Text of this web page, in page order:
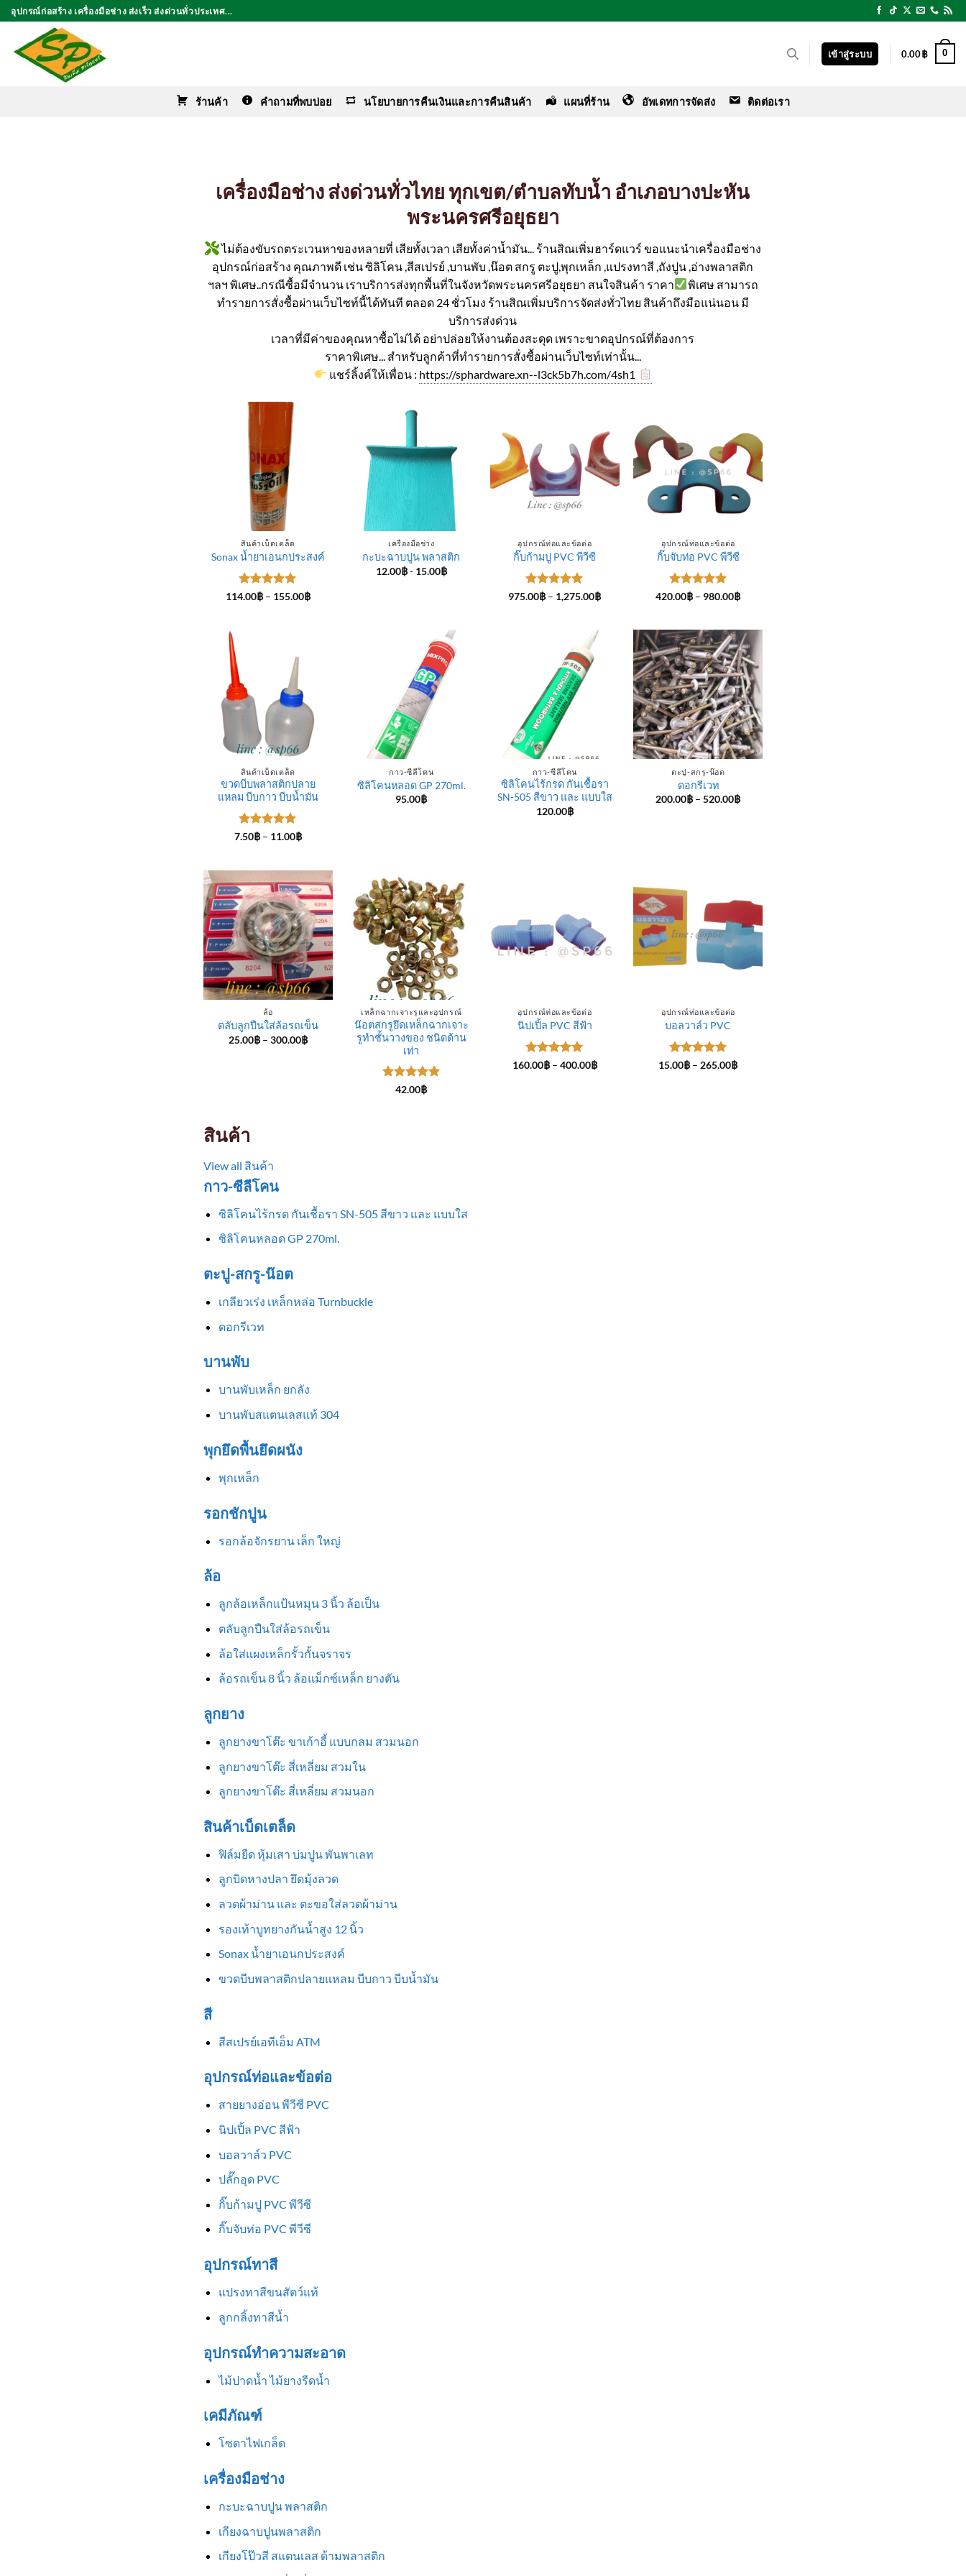
ข้าม
ไป
เนื้อหา
อุปกรณ์ก่อสร้าง เครื่องมือช่าง ส่งเร็ว ส่งด่วนทั่วประเทศ...
เข้าสู่ระบบ 0.00฿ 0
ร้านค้า คำถามที่พบบ่อย นโยบายการคืนเงินและการคืนสินค้า แผนที่ร้าน อัพเดทการจัดส่ง ติดต่อเรา
เครื่องมือช่าง ส่งด่วนทั่วไทย ทุกเขต/ตำบลทับน้ำ อำเภอบางปะหัน
พระนครศรีอยุธยา
ไม่ต้องขับรถตระเวนหาของหลายที่ เสียทั้งเวลา เสียทั้งค่าน้ำมัน... ร้านสิณเพิ่มฮาร์ดแวร์ ขอแนะนำเครื่องมือช่าง
อุปกรณ์ก่อสร้าง คุณภาพดี เช่น ซิลิโคน ,สีสเปรย์ ,บานพับ ,น๊อต สกรู ตะปู,พุกเหล็ก ,แปรงทาสี ,ถังปูน ,อ่างพลาสติก
ฯลฯ พิเศษ..กรณีซื้อมีจำนวน เราบริการส่งทุกพื้นที่ในจังหวัดพระนครศรีอยุธยา สนใจสินค้า ราคา
พิเศษ สามารถ
ทำรายการสั่งซื้อผ่านเว็บไซท์นี้ได้ทันที ตลอด 24 ชั่วโมง ร้านสิณเพิ่มบริการจัดส่งทั่วไทย สินค้าถึงมือแน่นอน มี
บริการส่งด่วน
เวลาที่มีค่าของคุณหาซื้อไม่ได้ อย่าปล่อยให้งานต้องสะดุด เพราะขาดอุปกรณ์ที่ต้องการ
ราคาพิเศษ... สำหรับลูกค้าที่ทำรายการสั่งซื้อผ่านเว็บไซท์เท่านั้น...
แชร์ลิ้งค์ให้เพื่อน : https://sphardware.xn--l3ck5b7h.com/4sh1
สินค้าเบ็ดเตล็ด
Sonax น้ำยาเอนกประสงค์
ให้คะแนน
114.00฿ – 155.00฿Price
เครื่องมือช่าง
กะบะฉาบปูน พลาสติก
12.00฿- 15.00฿
อุปกรณ์ท่อและข้อต่อ
กิ๊บก้ามปู PVC พีวีซี
ให้คะแนน
975.00฿ – 1,275.00฿Price
1,275.00฿
อุปกรณ์ท่อและข้อต่อ
กิ๊บจับท่อ PVC พีวีซี
ให้คะแนน
420.00฿ – 980.00฿Price
980.00฿
สินค้าเบ็ดเตล็ด
ขวดบีบพลาสติกปลาย
แหลม บีบกาว บีบน้ำมัน
ให้คะแนน
7.50฿ – 11.00฿Price
11.00฿
กาว-ซีลีโคน
ซิลิโคนหลอด GP 270ml.
95.00฿
กาว-ซีลีโคน
ซิลิโคนไร้กรด กันเชื้อรา
SN-505 สีขาว และ แบบใส
120.00฿
ตะปู-สกรู-น๊อต
ดอกรีเวท
200.00฿ – 520.00฿Price
ล้อ
ตลับลูกปืนใส่ล้อรถเข็น
25.00฿ – 300.00฿Price
เหล็กฉากเจาะรูและอุปกรณ์
น๊อตสกรูยึดเหล็กฉากเจาะ
รูทำชั้นวางของ ชนิดด้าน
เท่า
ให้คะแนน
42.00฿
อุปกรณ์ท่อและข้อต่อ
นิปเปิ้ล PVC สีฟ้า
ให้คะแนน
160.00฿ – 400.00฿Price
อุปกรณ์ท่อและข้อต่อ
บอลวาล์ว PVC
ให้คะแนน
15.00฿ – 265.00฿Price
สินค้า
View all สินค้า
กาว-ซีลีโคน
ซิลิโคนไร้กรด กันเชื้อรา SN-505 สีขาว และ แบบใส
ซิลิโคนหลอด GP 270ml.
ตะปู-สกรู-น๊อต
เกลียวเร่ง เหล็กหล่อ Turnbuckle
ดอกรีเวท
บานพับ
บานพับเหล็ก ยกลัง
บานพับสแตนเลสแท้ 304
พุกยึดพื้นยึดผนัง
พุกเหล็ก
รอกชักปูน
รอกล้อจักรยาน เล็ก ใหญ่
ล้อ
ลูกล้อเหล็กแป้นหมุน 3 นิ้ว ล้อเป็น
ตลับลูกปืนใส่ล้อรถเข็น
ล้อใส่แผงเหล็กรั้วกั้นจราจร
ล้อรถเข็น 8 นิ้ว ล้อแม็กซ์เหล็ก ยางตัน
ลูกยาง
ลูกยางขาโต๊ะ ขาเก้าอี้ แบบกลม สวมนอก
ลูกยางขาโต๊ะ สี่เหลี่ยม สวมใน
ลูกยางขาโต๊ะ สี่เหลี่ยม สวมนอก
สินค้าเบ็ดเตล็ด
ฟิล์มยืด หุ้มเสา บ่มปูน พันพาเลท
ลูกบิดหางปลา ยึดมุ้งลวด
ลวดผ้าม่าน และ ตะขอใส่ลวดผ้าม่าน
รองเท้าบูทยางกันน้ำสูง 12 นิ้ว
Sonax น้ำยาเอนกประสงค์
ขวดบีบพลาสติกปลายแหลม บีบกาว บีบน้ำมัน
สี
สีสเปรย์เอทีเอ็ม ATM
อุปกรณ์ท่อและข้อต่อ
สายยางอ่อน พีวีซี PVC
นิปเปิ้ล PVC สีฟ้า
บอลวาล์ว PVC
ปลั๊กอุด PVC
กิ๊บก้ามปู PVC พีวีซี
กิ๊บจับท่อ PVC พีวีซี
อุปกรณ์ทาสี
แปรงทาสีขนสัตว์แท้
ลูกกลิ้งทาสีน้ำ
อุปกรณ์ทำความสะอาด
ไม้ปาดน้ำ ไม้ยางรีดน้ำ
เคมีภัณฑ์
โซดาไฟเกล็ด
เครื่องมือช่าง
กะบะฉาบปูน พลาสติก
เกียงฉาบปูนพลาสติก
เกียงโป๊วสี สแตนเลส ด้ามพลาสติก